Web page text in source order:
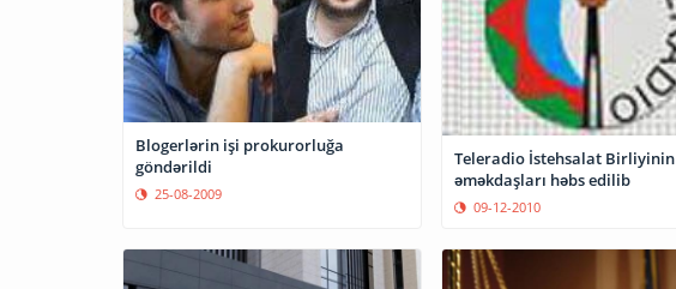
Blogerlərin işi prokurorluğa
göndərildi
25-08-2009
Teleradio İstehsalat Birliyinin
əməkdaşları həbs edilib
09-12-2010